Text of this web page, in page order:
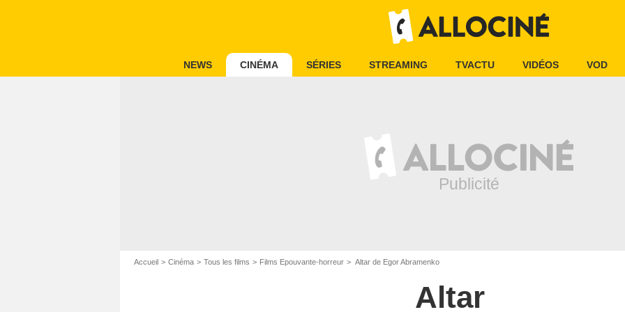
NEWS CINÉMA SÉRIES STREAMING TVACTU VIDÉOS VOD
Accueil Cinéma Tous les films Films Epouvante-horreur Altar de Egor Abramenko
Altar